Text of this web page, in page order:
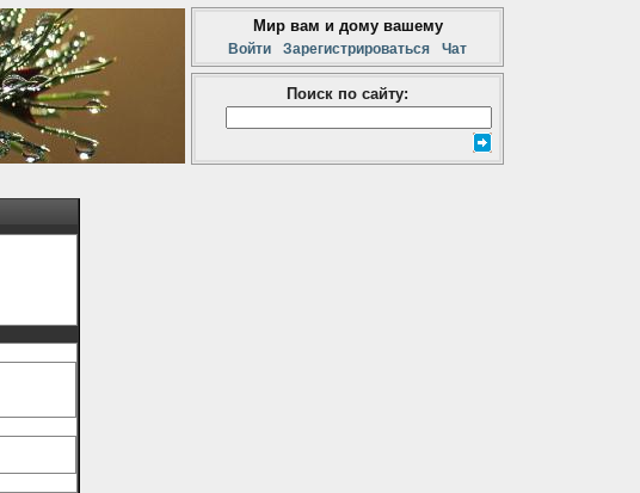
Мир вам и дому вашему
Войти Зарегистрироваться Чат
Поиск по сайту: